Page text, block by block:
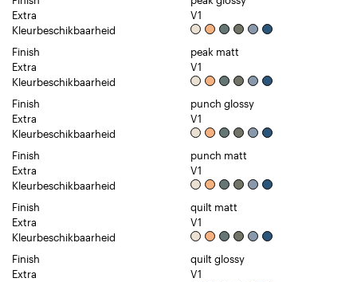
Extra
V1
Kleurbeschikbaarheid
Finish
peak matt
Extra
V1
Kleurbeschikbaarheid
Finish
punch glossy
Extra
V1
Kleurbeschikbaarheid
Finish
punch matt
Extra
V1
Kleurbeschikbaarheid
Finish
quilt matt
Extra
V1
Kleurbeschikbaarheid
Finish
quilt glossy
Extra
V1